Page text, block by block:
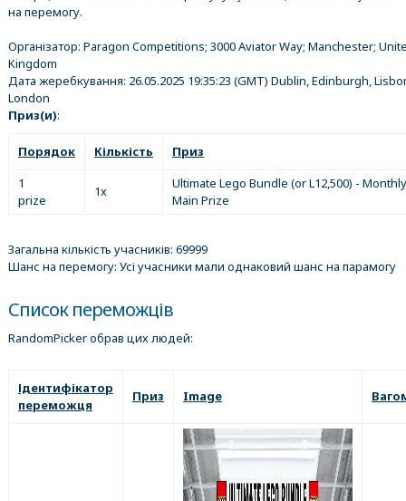
на перемогу.
Організатор: Paragon Competitions; 3000 Aviator Way; Manchester;
Kingdom
Дата жеребкування: 26.05.2025 19:35:23 (GMT) Dublin, Edinburgh,
London
Приз(и):
Порядок Кількість
Приз
1
prize
1x
Ultimate Lego Bundle (or L12,500) -
Main Prize
Загальна кількість учасників: 69999
Шанс на перемогу: Усі учасники мали однаковий шанс на парамогу
Список переможців
RandomPicker обрав цих людей:
Ідентифікатор
переможця
Приз Image